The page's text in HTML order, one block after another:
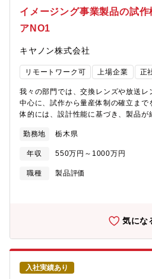
様に価値を提供できることも大きな魅
術や製品が世界中の半導体製造を支え
躍している実感を得ることができます
1～2年半導体検査・計測装置の製品
ユニットの設計・評価業務を主体的
マの主担当として顧客要求の実現をリ
設計など複数の専門分野を横断した開
リーダーとして開発計画の立案・推進
的には装置全体アーキテクチャの構想
として活躍海外顧客との技術折衝や新
リアを形成【働き方】業務内容やプロ
果創出を重視しながら、自律的に働け
転勤の有無＞当面転勤なし
キング常に上位の宇都宮市で、私たち
る方をお待ちしております。【開発体
して業務を行いますので、経験が少な
ことができます。また、機械・電気・
も連携しながら開発を行うため幅広い
きます。【やりがい】高精度・大規模
術を生み出す喜びを感じながら仕事が
接会話しながら開発するしますので
クがあり社会に貢献していることも実
けでなく海外にも多数あるため、希望
はないジャンルの技術や製品を開発す
います。・半導体製品の多様化（メモ
ンサー、パワー、パッケージ）・国
の発展に貢献していきます。【キャリ
ユニットの光学設計とりまとめ、後輩
イメージング事業製品の試
アNO1
キヤノン株式会社
リモートワーク可 上場企業 正
我々の部門では、交換レンズや放送レ
中心に、試作から量産体制の確立まで
体的には、設計性能に基づき、製品が
像がどのようになるのかまでシミュレ
います。特に光学、メカ機構、電気制
により、ユーザーの手に渡る際に最高
品になるように製品個別に各種調整を
くところが腕の見せ所です。従って部
ールラウンドな技術技能者に育ってい
立をメイン業務としている為、その技
確実に行い国家検定取得を職場とし
バーが光学機器組み立て特級を取得
においての検討では、3DCAD上での
ータの最適解をも求める為にAIを活用
勤務地 栃木県
年収 550万円～1000万円
職種
製品評価
気にな
入社実績あり